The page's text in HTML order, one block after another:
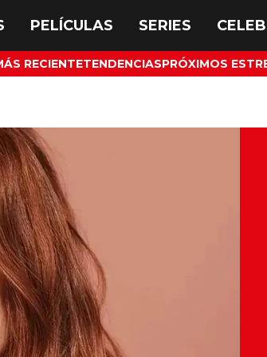
RECIENTETENDENCIASPRÓXIMOS